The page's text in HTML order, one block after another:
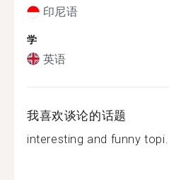
印尼语
学
英语
我喜欢谈论的话题
interesting and funny topi...